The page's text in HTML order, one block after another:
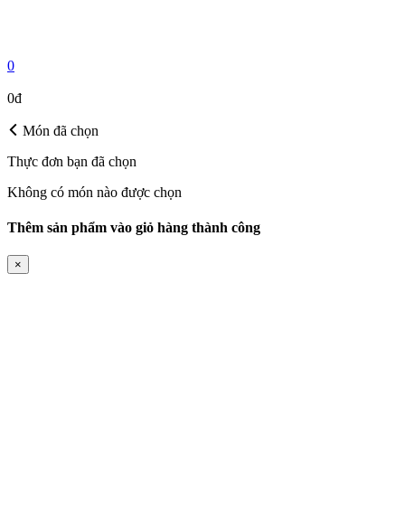
0
0đ
Món đã chọn
Thực đơn bạn đã chọn
Không có món nào được chọn
Thêm sản phẩm vào giỏ hàng thành công
×